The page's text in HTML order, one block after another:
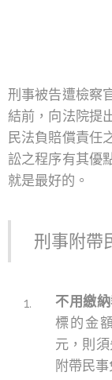
刑事被告遭檢察
結前，向法院提
民法負賠償責任
訟之程序有其優
就是最好的。
刑事附帶
不用繳
標的金
元，則
附帶民